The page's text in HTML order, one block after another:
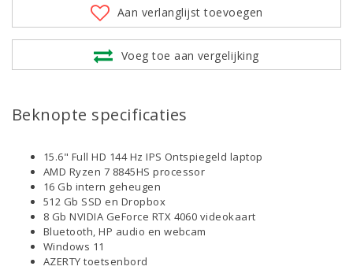
Aan verlanglijst toevoegen
Voeg toe aan vergelijking
Beknopte specificaties
15.6" Full HD 144 Hz IPS Ontspiegeld laptop
AMD Ryzen 7 8845HS processor
16 Gb intern geheugen
512 Gb SSD en Dropbox
8 Gb NVIDIA GeForce RTX 4060 videokaart
Bluetooth, HP audio en webcam
Windows 11
AZERTY toetsenbord